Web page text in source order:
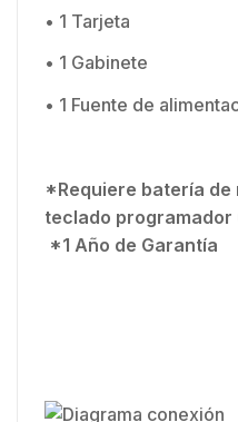
• 1 Tarjeta
• 1 Gabinete
• 1 Fuente de
*Requiere batería de
teclado programador
*1 Año de Garantía